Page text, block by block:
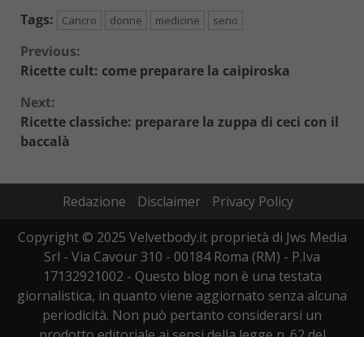
Tags: Cancro donne medicine seno
Continue
Previous:
Ricette cult: come preparare la caipiroska
Next:
Ricette classiche: preparare la zuppa di ceci con il
baccalà
Redazione Disclaimer
Privacy Policy
Copyright © 2025 Velvetbody.it proprietà di Jws Media
Srl - Via Cavour 310 - 00184 Roma (RM) - P.Iva
17132921002 - Questo blog non è una testata
giornalistica, in quanto viene aggiornato senza alcuna
periodicità. Non può pertanto considerarsi un